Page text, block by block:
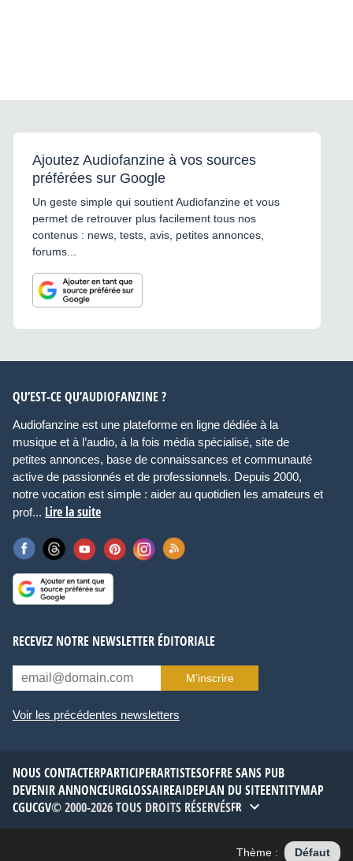
Ajoutez Audiofanzine à vos sources
préférées sur Google
Un geste simple qui soutient Audiofanzine et vous
permet de retrouver plus facilement tous nos
contenus : news, tests, avis, petites annonces,
forums...
QU’EST-CE QU’AUDIOFANZINE ?
Audiofanzine est une plateforme en ligne dédiée à la
musique et à l’audio, à la fois média spécialisé, site de
petites annonces, base de connaissances et communauté
active de passionnés et de professionnels. Depuis 2000,
notre vocation est simple : aider au quotidien les amateurs et
prof... Lire la suite
RECEVEZ NOTRE NEWSLETTER ÉDITORIALE
M’inscrire
Voir les précédentes newsletters
NOUS CONTACTERPARTICIPERARTISTESOFFRE SANS PUB
DEVENIR ANNONCEURGLOSSAIREAIDEPLAN DU SITEENTITYMAP
CGUCGV© 2000-2026 TOUS DROITS RÉSERVÉSFR
Thème : Défaut